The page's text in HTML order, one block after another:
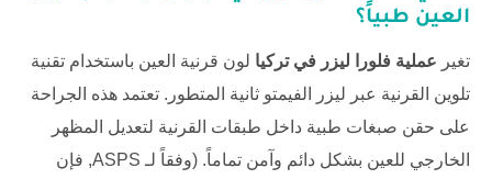
العين طبياً؟
تغير عملية فلورا ليزر في تركيا لون قرنية العين باستخدام تقنية
تلوين القرنية عبر ليزر الفيمتو ثانية المتطور. تعتمد هذه الجراحة
على حقن صبغات طبية داخل طبقات القرنية لتعديل المظهر
الخارجي للعين بشكل دائم وآمن تماماً. (وفقاً لـ ASPS, فإن